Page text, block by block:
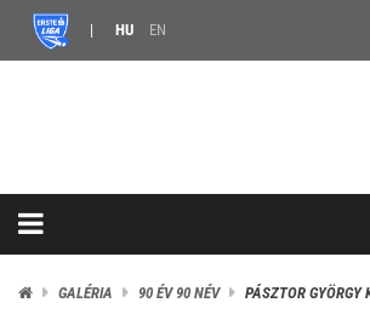
HU EN
GALÉRIA 90 ÉV 90 NÉV PÁSZTOR GYÖRGY